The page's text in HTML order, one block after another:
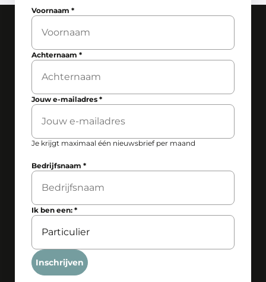
Voornaam*
Achternaam*
Jouw e-mailadres*
Je krijgt maximaal één nieuwsbrief per maand
Bedrijfsnaam*
Ik ben een:*
Inschrijven